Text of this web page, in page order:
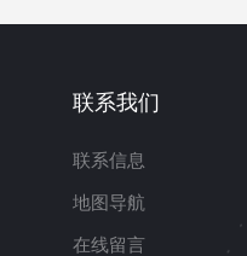
联系我们
联系信息
地图导航
在线留言